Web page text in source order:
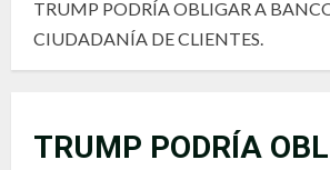
TRUMP PODRÍA OBLIGAR A
CIUDADANÍA DE CLIENTES.
TRUMP PODRÍA